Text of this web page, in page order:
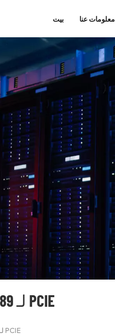
بيت معلومات عنا
2.0 جيجاهرتز FCLGA4189 لـ PCIE
2.0 جيجاهرتز FCLGA4189 لـ PCIE